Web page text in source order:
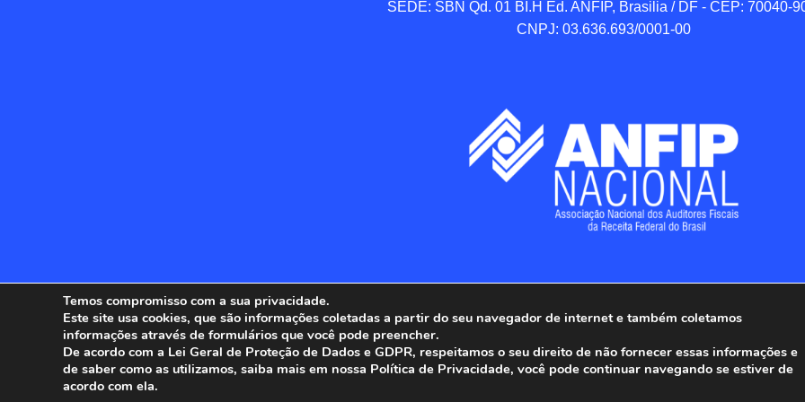
SEDE: SBN Qd. 01 BI.H Ed. ANFIP, Brasilia / DF - CEP: 70040-
CNPJ: 03.636.693/0001-00
ANFIP - Associação Nacional dos Auditores Fiscais da Receita Federal
Todos os Direitos Reservados.
Temos compromisso com a sua privacidade.
Este site usa cookies, que são informações coletadas a partir do seu navegador de internet e também coletamos
informações através de formulários que você pode preencher.
De acordo com a Lei Geral de Proteção de Dados e GDPR, respeitamos o seu direito de não fornecer essas informações e
de saber como as utilizamos, saiba mais em nossa Política de Privacidade, você pode continuar navegando se estiver de
acordo com ela.